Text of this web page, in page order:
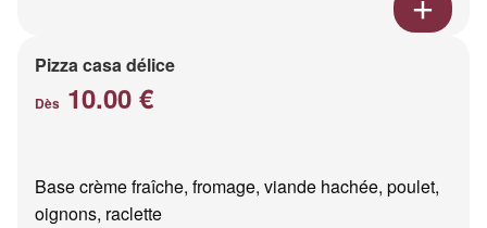
Pizza casa délice
Dès 10.00 €
Base crème fraîche, fromage, viande hachée, poulet,
oignons, raclette